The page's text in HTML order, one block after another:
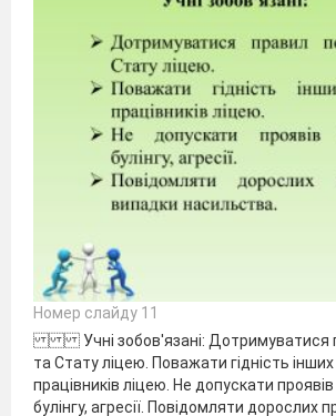
Номер слайду 11
Учні зобов'язані: Дотримуватися
та Стату ліцею. Поважати гідність інших
працівників ліцею. Не допускати
булінгу, агресії. Повідомляти дорослих